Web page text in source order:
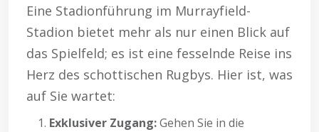
Eine Stadionführung im Murrayfield-
Stadion bietet mehr als nur einen Blick auf
das Spielfeld; es ist eine fesselnde Reise ins
Herz des schottischen Rugbys. Hier ist, was
auf Sie wartet:
Exklusiver Zugang:Gehen Sie in die